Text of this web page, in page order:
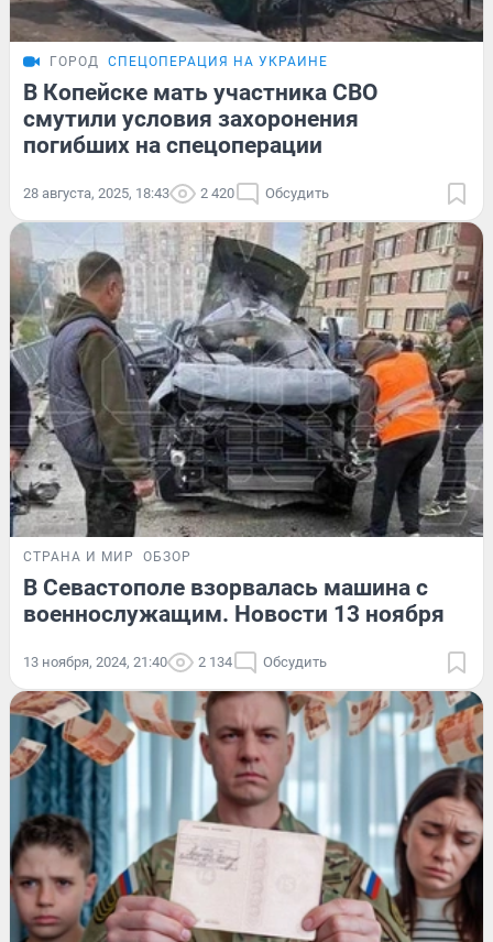
ГОРОД СПЕЦОПЕРАЦИЯ НА УКРАИНЕ
В Копейске мать участника СВО
смутили условия захоронения
погибших на спецоперации
28 августа, 2025, 18:43 2 420 Обсудить
СТРАНА И МИР ОБЗОР
В Севастополе взорвалась машина с
военнослужащим. Новости 13 ноября
13 ноября, 2024, 21:40 2 134 Обсудить